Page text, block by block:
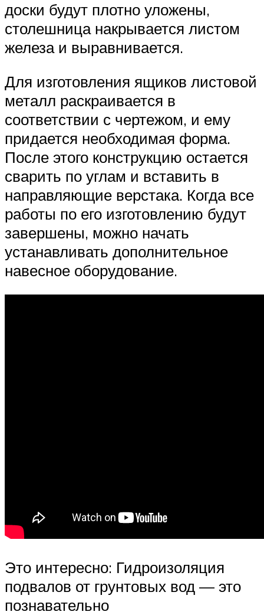
доски будут плотно уложены,
столешница накрывается листом
железа и выравнивается.
Для изготовления ящиков листовой
металл раскраивается в
соответствии с чертежом, и ему
придается необходимая форма.
После этого конструкцию остается
сварить по углам и вставить в
направляющие верстака. Когда все
работы по его изготовлению будут
завершены, можно начать
устанавливать дополнительное
навесное оборудование.
Это интересно: Гидроизоляция
подвалов от грунтовых вод — это
познавательно